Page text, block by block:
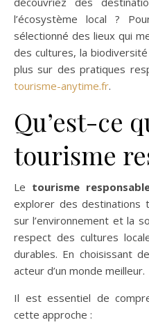
l’écosystème local ?
sélectionné des lieux qui
des cultures, la
plus sur des pratiques
tourisme-anytime.fr.
Qu’est-ce
tourisme
Le tourisme
explorer des destinations
sur l’environnement et la
respect des cultures
durables. En choisissant
acteur d’un monde meilleur.
Il est essentiel de
cette approche :